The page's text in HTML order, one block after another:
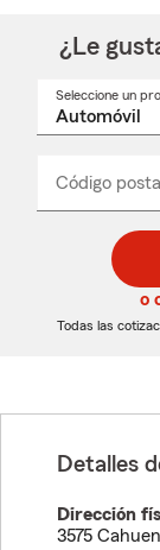
¿Le
Seleccione un
Código postal
_____
o
Todas las
Detalles
Dirección
3575